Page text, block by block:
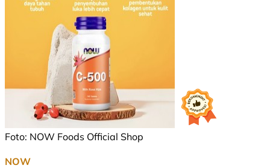
Foto: NOW Foods Official Shop
NOW